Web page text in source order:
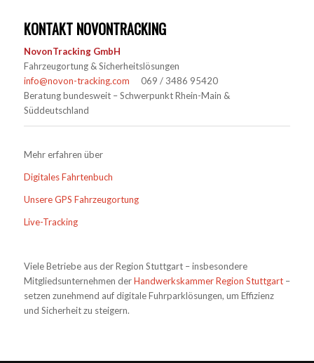
KONTAKT NOVONTRACKING
NovonTracking GmbH
Fahrzeugortung & Sicherheitslösungen
info@novon-tracking.com 069 / 3486 95420
Beratung bundesweit – Schwerpunkt Rhein-Main &
Süddeutschland
Mehr erfahren über
Digitales Fahrtenbuch
Unsere GPS Fahrzeugortung
Live-Tracking
Viele Betriebe aus der Region Stuttgart – insbesondere
Mitgliedsunternehmen derHandwerkskammer Region Stuttgart –
setzen zunehmend auf digitale Fuhrparklösungen, um Effizienz
und Sicherheit zu steigern.